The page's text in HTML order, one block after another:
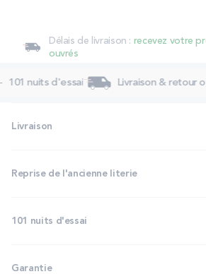
Délais de livraison : recevez votre
ouvrés
101 nuits d'essai Livraison & retour
Livraison
Reprise de l'ancienne literie
101 nuits d'essai
Garantie